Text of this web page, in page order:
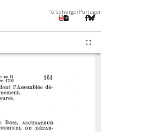
TéléchargerPartager